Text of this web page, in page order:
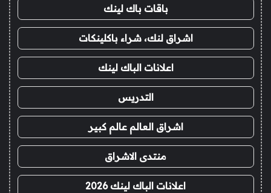
باقات باك لينك
اشراق لنك، شراء باكلينكات
اعلانات الباك لينك
التدريس
اشراق العالم عالم كبير
منتدى الاشراق
اعلانات الباك لينك 2026